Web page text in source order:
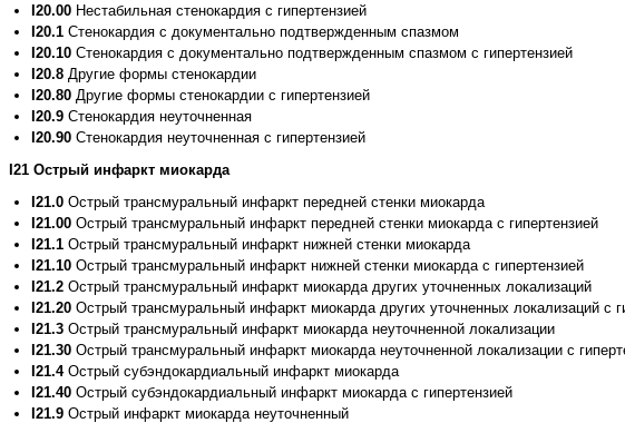
I20.00 Нестабильная стенокардия с гипертензией
I20.1 Стенокардия с документально подтвержденным спазмом
I20.10 Стенокардия с документально подтвержденным спазмом с гипертензией
I20.8 Другие формы стенокардии
I20.80 Другие формы стенокардии с гипертензией
I20.9 Стенокардия неуточненная
I20.90 Стенокардия неуточненная с гипертензией
I21 Острый инфаркт миокарда
I21.0 Острый трансмуральный инфаркт передней стенки миокарда
I21.00 Острый трансмуральный инфаркт передней стенки миокарда с гипертензией
I21.1 Острый трансмуральный инфаркт нижней стенки миокарда
I21.10 Острый трансмуральный инфаркт нижней стенки миокарда с гипертензией
I21.2 Острый трансмуральный инфаркт миокарда других уточненных локализаций
I21.20 Острый трансмуральный инфаркт миокарда других уточненных локализаций с
I21.3 Острый трансмуральный инфаркт миокарда неуточненной локализации
I21.30 Острый трансмуральный инфаркт миокарда неуточненной локализации с
I21.4Острый субэндокардиальный инфаркт миокарда
I21.40 Острый субэндокардиальный инфаркт миокарда с гипертензией
I21.9 Острый инфаркт миокарда неуточненный